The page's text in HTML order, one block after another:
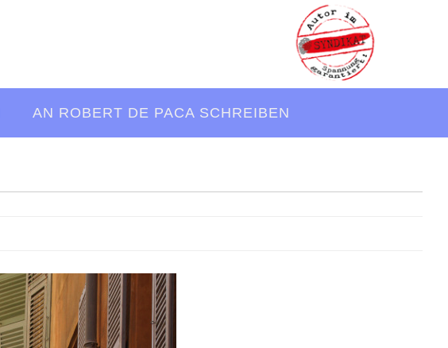
AN ROBERT DE PACA SCHREIBEN